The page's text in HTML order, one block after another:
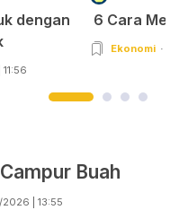
dengan
6 Cara
Ekonomi
Buah
2026 | 13:55